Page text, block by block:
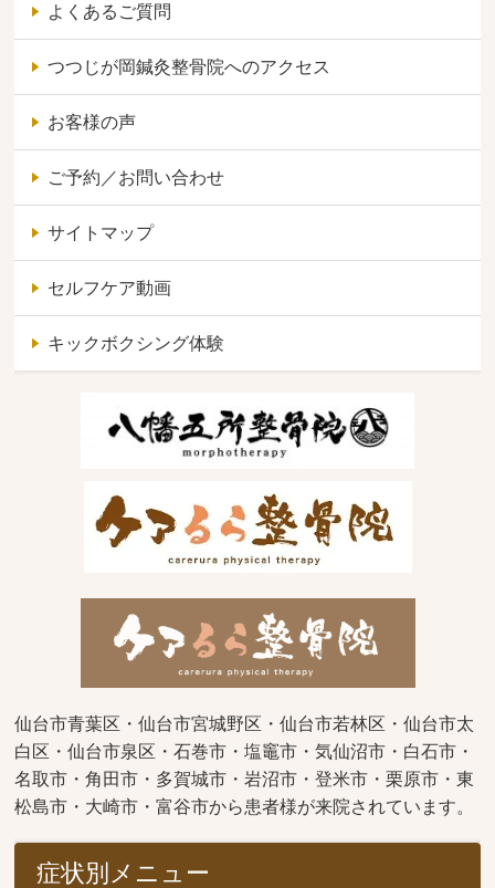
よくあるご質問
つつじが岡鍼灸整骨院へのアクセス
お客様の声
ご予約／お問い合わせ
サイトマップ
セルフケア動画
キックボクシング体験
仙台市青葉区・仙台市宮城野区・仙台市若林区・仙台市太
白区・仙台市泉区・石巻市・塩竈市・気仙沼市・白石市・
名取市・角田市・多賀城市・岩沼市・登米市・栗原市・東
松島市・大崎市・富谷市から患者様が来院されています。
症状別メニュー